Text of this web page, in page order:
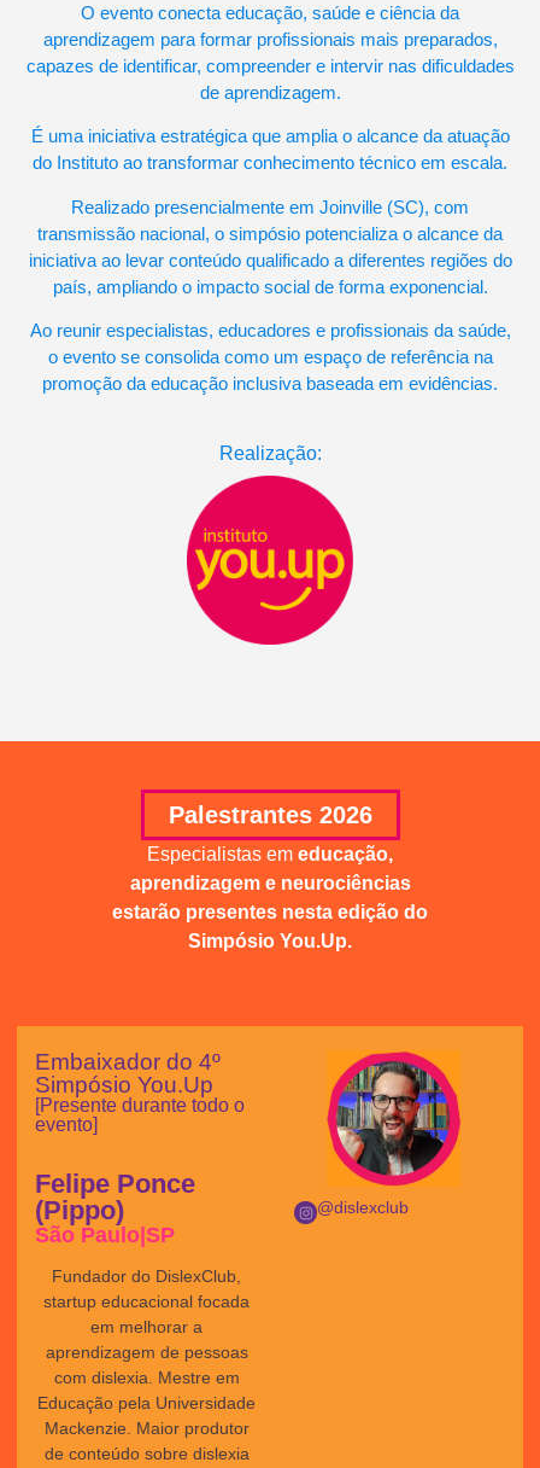
O evento conecta educação, saúde e ciência da
aprendizagem para formar profissionais mais preparados,
capazes de identificar, compreender e intervir nas dificuldades
de aprendizagem.
É uma iniciativa estratégica que amplia o alcance da atuação
do Instituto ao transformar conhecimento técnico em escala.
Realizado presencialmente em Joinville (SC), com
transmissão nacional, o simpósio potencializa o alcance da
iniciativa ao levar conteúdo qualificado a diferentes regiões do
país, ampliando o impacto social de forma exponencial.
Ao reunir especialistas, educadores e profissionais da saúde,
o evento se consolida como um espaço de referência na
promoção da educação inclusiva baseada em evidências.
Realização:
Palestrantes 2026
Especialistas em educação,
aprendizagem e neurociências
estarão presentes nesta edição do
Simpósio You.Up.
@dislexclub
Embaixador do 4º
Simpósio You.Up
[Presente durante todo o
evento]
Felipe Ponce
(Pippo)
São Paulo|SP
Fundador do DislexClub,
startup educacional focada
em melhorar a
aprendizagem de pessoas
com dislexia. Mestre em
Educação pela Universidade
Mackenzie. Maior produtor
de conteúdo sobre dislexia